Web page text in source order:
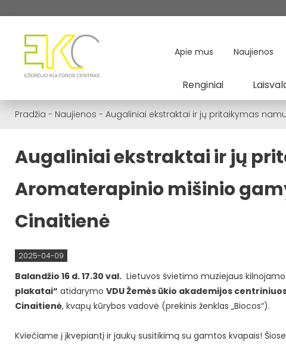
Apie mus Naujienos
Renginiai
Pradžia - Naujienos - Augaliniai ekstraktai ir jų pritaikymas
Augaliniai ekstraktai ir jų
Aromaterapinio mišinio
Cinaitienė
2025-04-09
Balandžio 16 d. 17.30 val. Lietuvos švietimo muziejaus
plakatai“ atidarymo VDU Žemės ūkio akademijos
Cinaitienė, kvapų kūrybos vadovė (prekinis ženklas „Biocos“).
Kviečiame į įkvepiantį ir jaukų susitikimą su gamtos kvapais!